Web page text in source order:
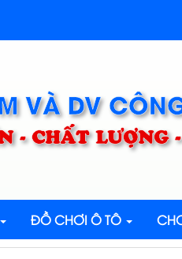
VÀ DV
- CHẤT LƯỢNG
ĐỒ CHƠI Ô TÔ